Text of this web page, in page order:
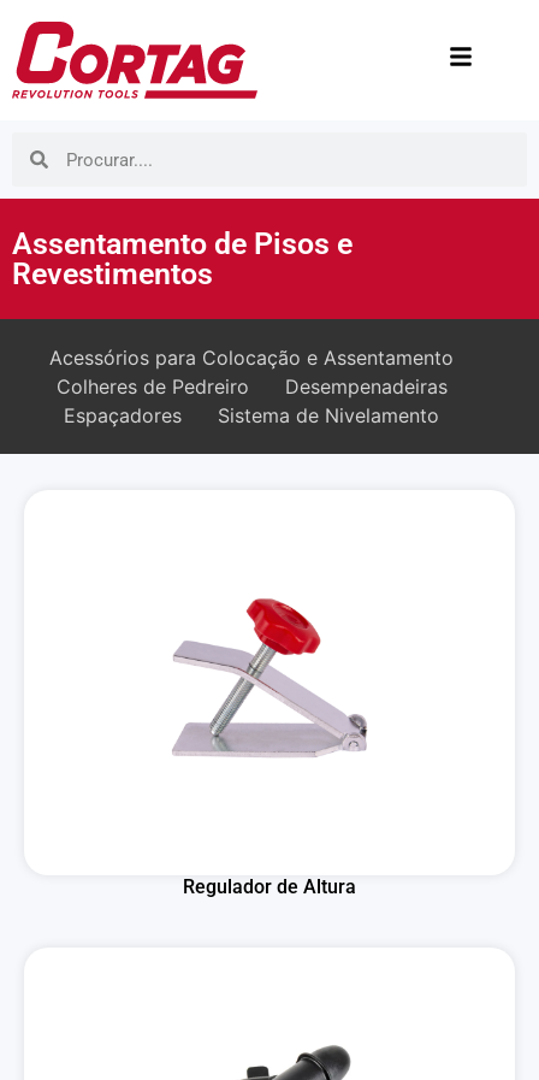
Assentamento de Pisos e
Revestimentos
Acessórios para Colocação e Assentamento
Colheres de Pedreiro
Desempenadeiras
Espaçadores
Sistema de Nivelamento
Regulador de Altura